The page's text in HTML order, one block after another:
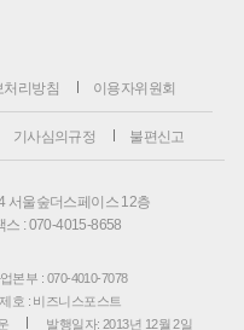
처리방침 이용자위원회
기사심의규정 불편신고
서울숲더스페이스 12층
스 : 070-4015-8658
본부 : 070-4010-7078
제호 : 비즈니스포스트
발행일자: 2013년 12월 2일